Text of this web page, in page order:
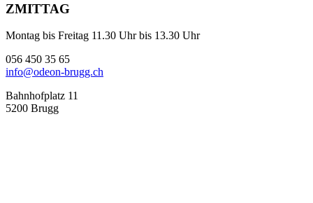
ZMITTAG
Montag bis Freitag 11.30 Uhr bis 13.30 Uhr
056 450 35 65
info@odeon-brugg.ch
Bahnhofplatz 11
5200 Brugg